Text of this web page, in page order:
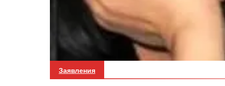
Заявления